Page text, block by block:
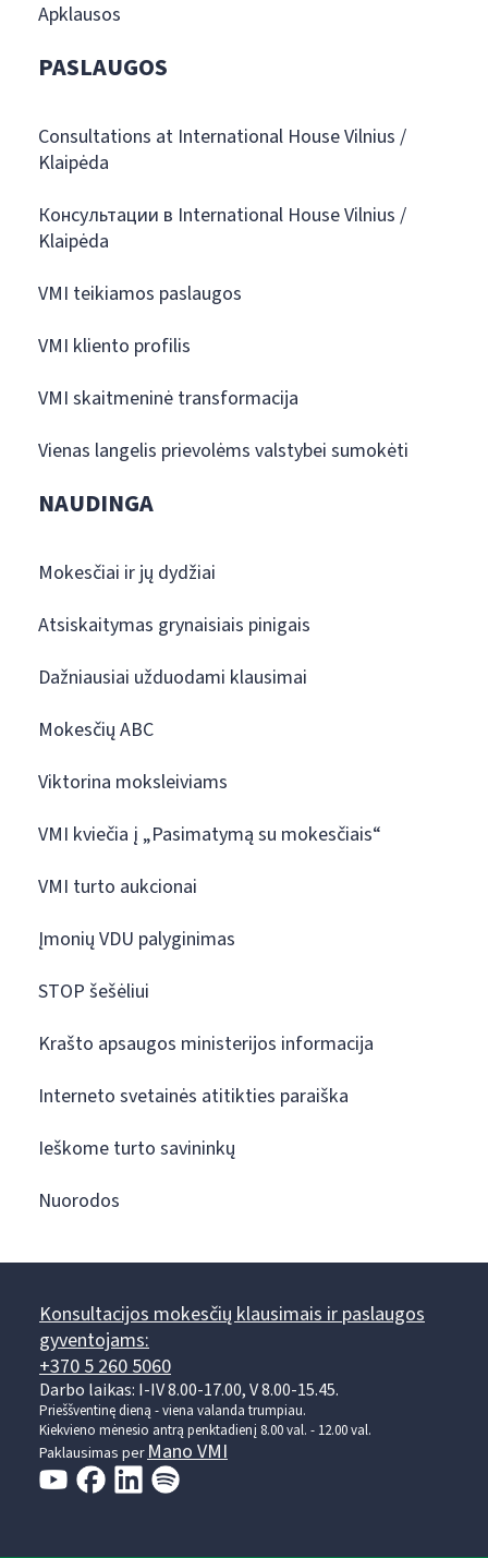
Apklausos
PASLAUGOS
Consultations at International House Vilnius /
Klaipėda
Консультации в International House Vilnius /
Klaipėda
VMI teikiamos paslaugos
VMI kliento profilis
VMI skaitmeninė transformacija
Vienas langelis prievolėms valstybei sumokėti
NAUDINGA
Mokesčiai ir jų dydžiai
Atsiskaitymas grynaisiais pinigais
Dažniausiai užduodami klausimai
Mokesčių ABC
Viktorina moksleiviams
VMI kviečia į „Pasimatymą su mokesčiais“
VMI turto aukcionai
Įmonių VDU palyginimas
STOP šešėliui
Krašto apsaugos ministerijos informacija
Interneto svetainės atitikties paraiška
Ieškome turto savininkų
Nuorodos
Konsultacijos mokesčių klausimais ir paslaugos
gyventojams:
+370 5 260 5060
Darbo laikas: I-IV 8.00-17.00, V 8.00-15.45.
Prieššventinę dieną - viena valanda trumpiau.
Kiekvieno mėnesio antrą penktadienį 8.00 val. - 12.00 val.
Paklausimas perMano VMI